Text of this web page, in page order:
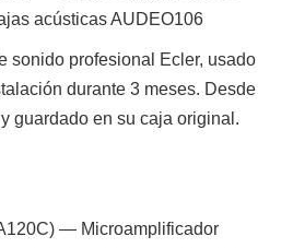
acústicas AUDEO106
sonido profesional Ecler, usado
durante 3 meses. Desde
guardado en su caja original.
— Microamplificador